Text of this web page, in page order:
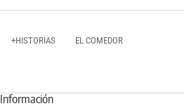
+HISTORIAS EL COMEDOR
Información